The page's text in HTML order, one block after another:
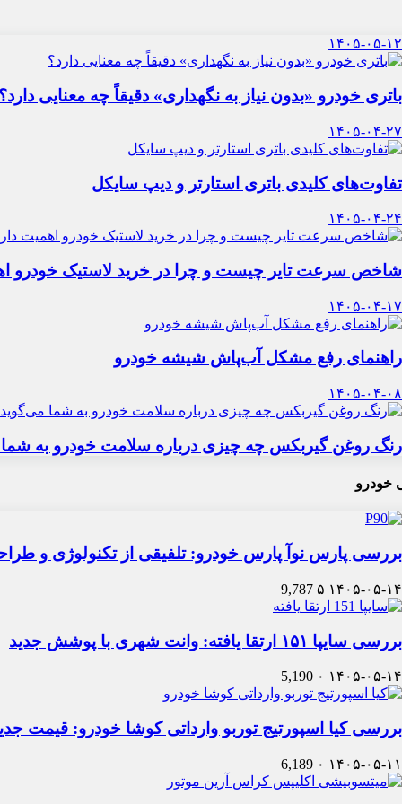
۱۴۰۵-۰۵-۱۲
باتری خودرو «بدون نیاز به نگهداری» دقیقاً چه معنایی دارد؟
۱۴۰۵-۰۴-۲۷
تفاوت‌های کلیدی باتری استارتر و دیپ سایکل
۱۴۰۵-۰۴-۲۴
شاخص سرعت تایر چیست و چرا در خرید لاستیک خودرو
۱۴۰۵-۰۴-۱۷
راهنمای رفع مشکل آب‌پاش شیشه خودرو
۱۴۰۵-۰۴-۰۸
رنگ روغن گیربکس چه چیزی درباره سلامت خودرو به
خودرو
بررسی پارس نوآ پارس خودرو: تلفیقی از تکنولوژی و
۱۴۰۵-۰۵-۱۴ ۵ 9,787
بررسی سایپا ۱۵۱ ارتقا یافته: وانت شهری با پوشش جدید
۱۴۰۵-۰۵-۱۴ ۰ 5,190
بررسی کیا اسپورتیج توربو وارداتی کوشا خودرو: قیمت
۱۴۰۵-۰۵-۱۱ ۰ 6,189